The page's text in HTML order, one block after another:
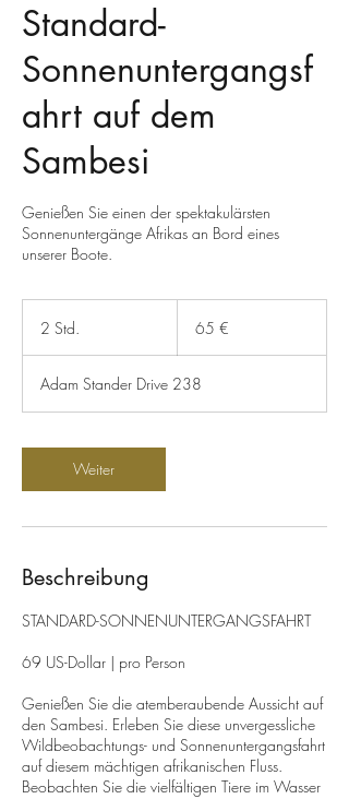
Standard-
Sonnenuntergangsf
ahrt auf dem
Sambesi
Genießen Sie einen der spektakulärsten
Sonnenuntergänge Afrikas an Bord eines
unserer Boote.
2 Std.
d
.
65 €
Adam Stander Drive 238
Weiter
Beschreibung
STANDARD-SONNENUNTERGANGSFAHRT
69 US-Dollar | pro Person
Genießen Sie die atemberaubende Aussicht auf
den Sambesi. Erleben Sie diese unvergessliche
Wildbeobachtungs- und Sonnenuntergangsfahrt
auf diesem mächtigen afrikanischen Fluss.
Beobachten Sie die vielfältigen Tiere im Wasser